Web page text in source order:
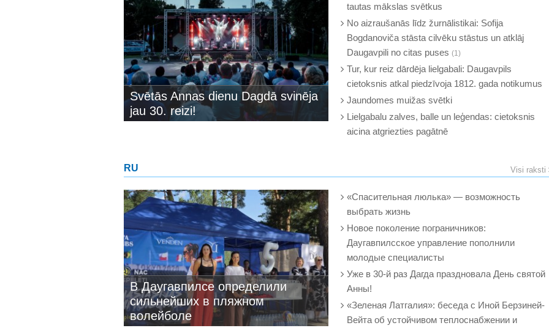
Svētās Annas dienu Dagdā svinēja
jau 30. reizi!
tautas mākslas svētkus
No aizraušanās līdz žurnālistikai: Sofija
Bogdanoviča stāsta cilvēku stāstus un atklāj
Daugavpili no citas puses (1)
Tur, kur reiz dārdēja lielgabali: Daugavpils
cietoksnis atkal piedzīvoja 1812. gada notikumus
Jaundomes muižas svētki
Lielgabalu zalves, balle un leģendas: cietoksnis
aicina atgriezties pagātnē
Visi raksti
RU
В Даугавпилсе определили
сильнейших в пляжном
волейболе
«Спасительная люлька» — возможность
выбрать жизнь
Новое поколение пограничников:
Даугавпилсское управление пополнили
молодые специалисты
Уже в 30-й раз Дагда праздновала День святой
Анны!
«Зеленая Латгалия»: беседа с Иной Берзиней-
Вейта об устойчивом теплоснабжении и